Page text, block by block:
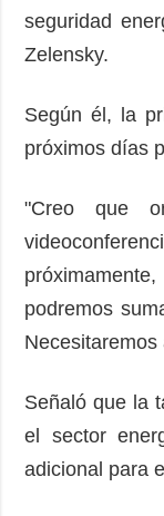
seguridad
Zelensky.
Según él, la
próximos días
"Creo que
podremos
Señaló que la
el sector
adicional para